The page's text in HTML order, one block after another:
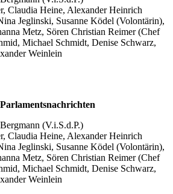
Claudia Heine, Alexander Heinrich
Jeglinski, Susanne Ködel (Volontärin),
Metz, Sören Christian Reimer (Chef
Michael Schmidt, Denise Schwarz,
Weinlein
(V.i.S.d.P.)
Claudia Heine, Alexander Heinrich
Jeglinski, Susanne Ködel (Volontärin),
Metz, Sören Christian Reimer (Chef
Michael Schmidt, Denise Schwarz,
Weinlein